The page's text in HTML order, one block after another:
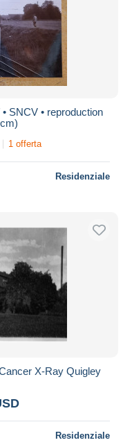
SNCV • reproduction
1 offerta
Residenziale
X-Ray Quigley
Residenziale